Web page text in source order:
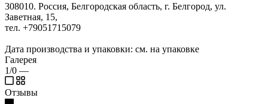
308010. Россия, Белгородская область, г. Белгород, ул.
Заветная, 15,
тел. +79051715079
Дата производства и упаковки: см. на упаковке
Галерея
1/0 —
Отзывы